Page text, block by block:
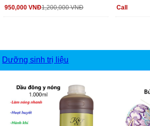
950,000 VNĐ1,200,000 VNĐ Call
Dưỡng sinh trị liệu